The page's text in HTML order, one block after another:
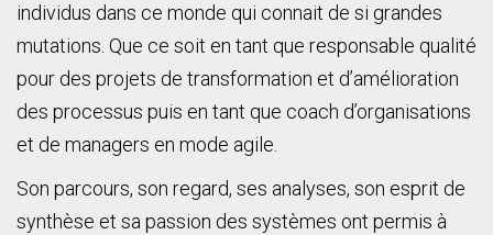
individus dans ce monde qui connait de si grandes
mutations. Que ce soit en tant que responsable qualité
pour des projets de transformation et d’amélioration
des processus puis en tant que coach d’organisations
et de managers en mode agile.
Son parcours, son regard, ses analyses, son esprit de
synthèse et sa passion des systèmes ont permis à